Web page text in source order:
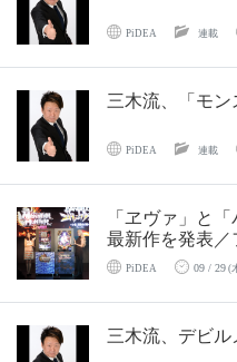
PiDEA 連載
三木流、「モン
PiDEA 連載
「ヱヴァ」と
最新作を発表／
PiDEA 09 / 29(
三木流、デビル